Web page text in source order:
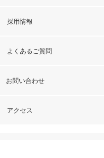
採用情報
よくあるご質問
お問い合わせ
アクセス